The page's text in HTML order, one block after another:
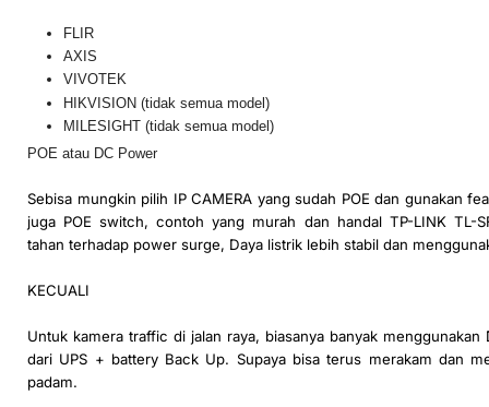
FLIR
AXIS
VIVOTEK
HIKVISION (tidak semua model)
MILESIGHT (tidak semua model)
POE atau DC Power
Sebisa mungkin pilih IP CAMERA yang sudah POE dan gunakan
juga POE switch, contoh yang murah dan handal TP-LINK TL-
tahan terhadap power surge, Daya listrik lebih stabil dan
KECUALI
Untuk kamera traffic di jalan raya, biasanya banyak menggunakan
dari UPS + battery Back Up. Supaya bisa terus merakam dan
padam.